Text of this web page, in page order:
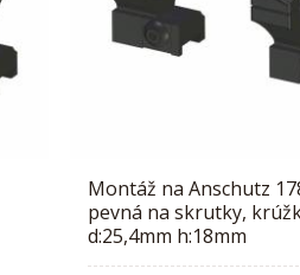
Montáž na Anschutz
pevná na skrutky,
d:25,4mm h:18mm